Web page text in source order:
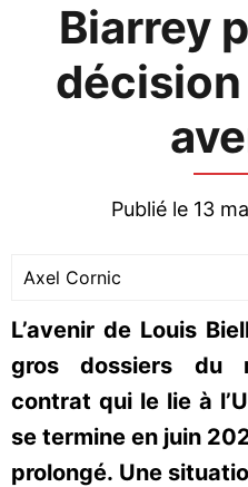
Biarrey
Publié le 13
Axel Cornic
L’avenir de Louis
gros dossiers du
contrat qui le lie à
se termine en juin
prolongé. Une